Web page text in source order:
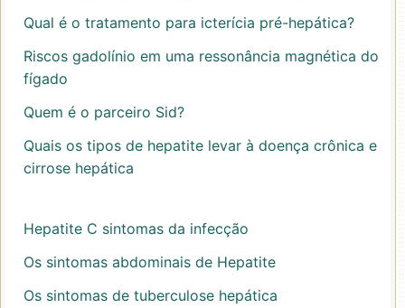
Qual é o tratamento para icterícia pré-hepática?
Riscos gadolínio em uma ressonância magnética do
fígado
Quem é o parceiro Sid?
Quais os tipos de hepatite levar à doença crônica e
cirrose hepática
Hepatite C sintomas da infecção
Os sintomas abdominais de Hepatite
Os sintomas de tuberculose hepática